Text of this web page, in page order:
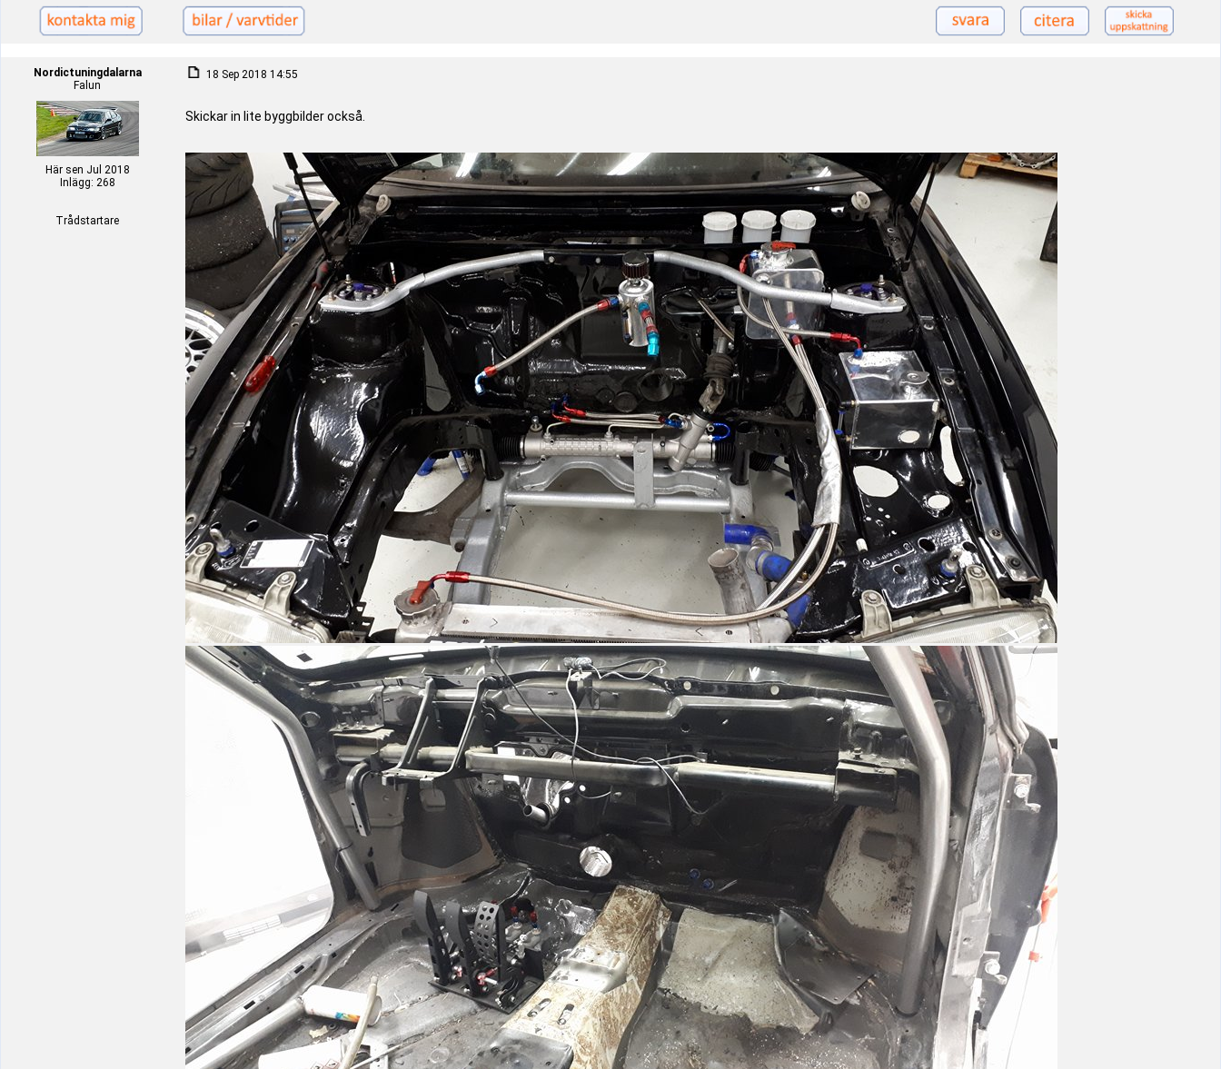
Nordictuningdalarna
Falun
Här sen Jul 2018
Inlägg: 268
Trådstartare
18 Sep 2018 14:55
Skickar in lite byggbilder också.